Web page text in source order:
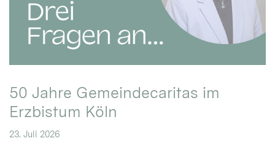
50 Jahre Gemeindecaritas im
Erzbistum Köln
23. Juli 2026